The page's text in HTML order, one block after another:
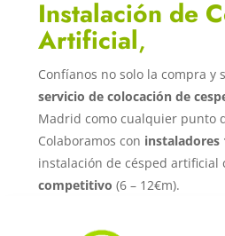
Instalación de
Artificial,
Confíanos no solo la compra y
servicio de colocación de
Madrid como cualquier punto
Colaboramos con instaladores
instalación de césped artificial
competitivo (6 – 12€m).